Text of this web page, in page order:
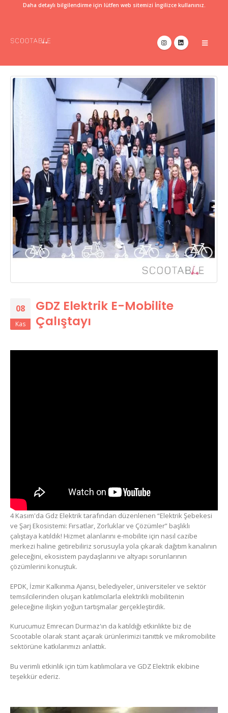
Daha detaylı bilgilendirme için lütfen web sitemizi İngilizce kullanınız.
08
Kas
GDZ Elektrik E-Mobilite
Çalıştayı
4 Kasım'da Gdz Elektrik tarafından düzenlenen “Elektrik Şebekesi
ve Şarj Ekosistemi: Fırsatlar, Zorluklar ve Çözümler” başlıklı
çalıştaya katıldık! Hizmet alanlarını e-mobilite için nasıl cazibe
merkezi haline getirebiliriz sorusuyla yola çıkarak dağıtım kanalının
geleceğini, ekosistem paydaşlarını ve altyapı sorunlarının
çözümlerini konuştuk.
EPDK, İzmir Kalkınma Ajansı, belediyeler, üniversiteler ve sektör
temsilcilerinden oluşan katılımcılarla elektrikli mobilitenin
geleceğine ilişkin yoğun tartışmalar gerçekleştirdik.
Kurucumuz Emrecan Durmaz'ın da katıldığı etkinlikte biz de
Scootable olarak stant açarak ürünlerimizi tanıttık ve mikromobilite
sektörüne katkılarımızı anlattık.
Bu verimli etkinlik için tüm katılımcılara ve GDZ Elektrik ekibine
teşekkür ederiz.